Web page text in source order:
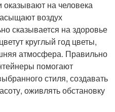
на человека
воздух
сказывается на здоровье
круглый год цветы,
атмосфера. Правильно
помогают
стиля, создавать
оживлять обстановку